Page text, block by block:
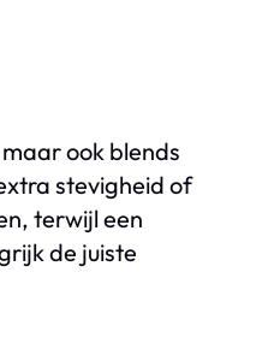
ook blends
stevigheid of
terwijl een
de juiste